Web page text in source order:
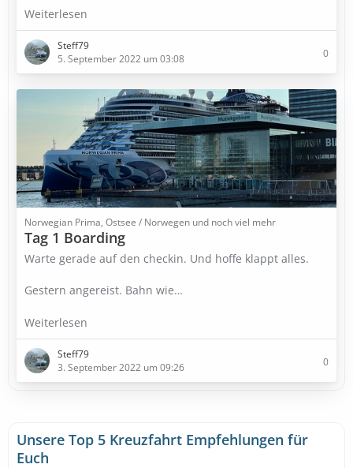
Weiterlesen
Steff79
5. September 2022 um 03:08
0
Norwegian Prima, Ostsee / Norwegen und noch viel mehr
Tag 1 Boarding
Warte gerade auf den checkin. Und hoffe klappt alles.
Gestern angereist. Bahn wie…
Weiterlesen
Steff79
3. September 2022 um 09:26
0
Unsere Top 5 Kreuzfahrt Empfehlungen für
Euch